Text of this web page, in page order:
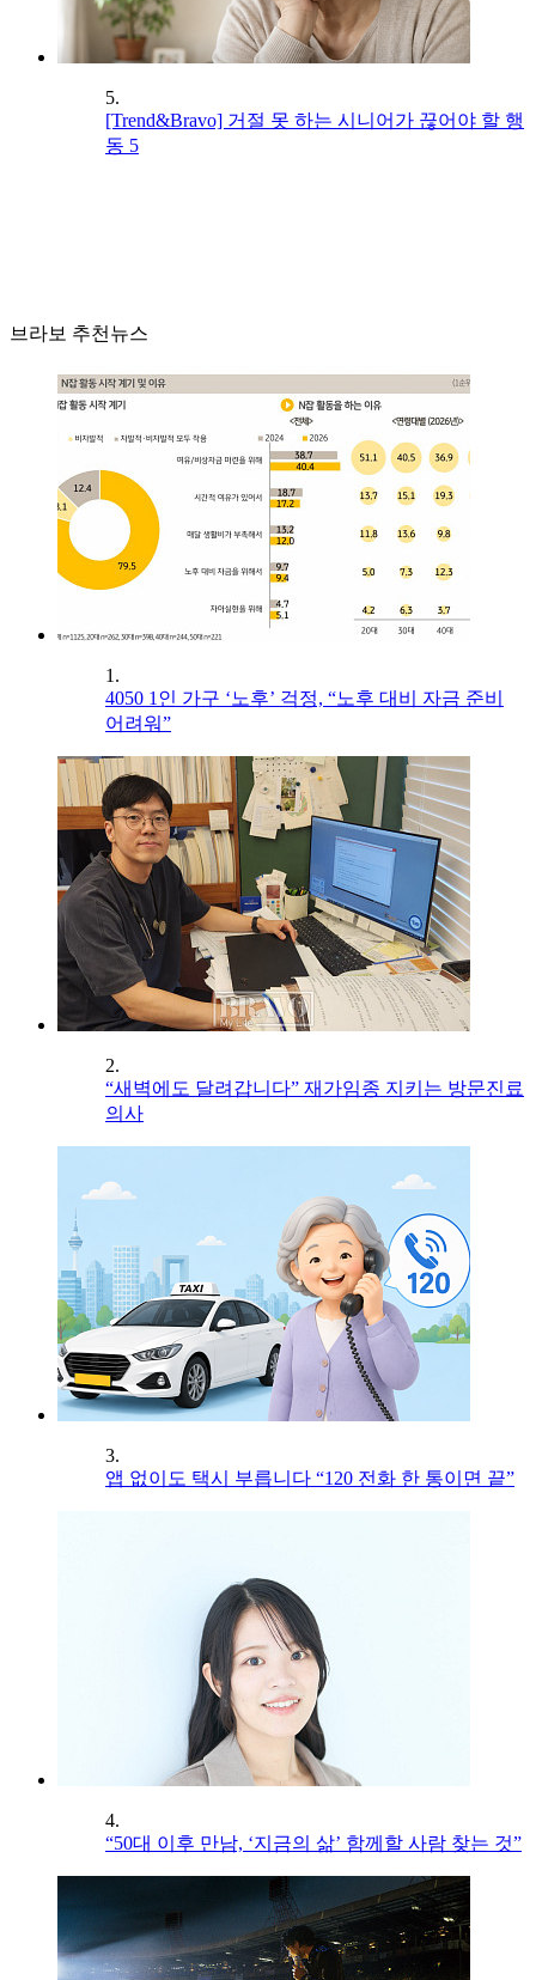
5.
[Trend&Bravo] 거절 못 하는 시니어가 끊어야 할 행
동 5
브라보 추천뉴스
1.
4050 1인 가구 ‘노후’ 걱정, “노후 대비 자금 준비
어려워”
2.
“새벽에도 달려갑니다” 재가임종 지키는 방문진료
의사
3.
앱 없이도 택시 부릅니다 “120 전화 한 통이면 끝”
4.
“50대 이후 만남, ‘지금의 삶’ 함께할 사람 찾는 것”